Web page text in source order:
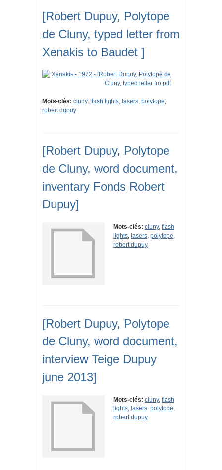
[Robert Dupuy, Polytope
de Cluny, typed letter from
Xenakis to Baudet ]
Mots-clés: cluny, flash lights, lasers, polytope,
robert dupuy
[Robert Dupuy, Polytope
de Cluny, word document,
inventary Fonds Robert
Dupuy]
Mots-clés: cluny, flash
lights, lasers, polytope,
robert dupuy
[Robert Dupuy, Polytope
de Cluny, word document,
interview Teige Dupuy
june 2013]
Mots-clés: cluny, flash
lights, lasers, polytope,
robert dupuy